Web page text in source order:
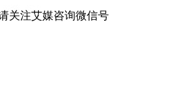
关注艾媒咨询微信号